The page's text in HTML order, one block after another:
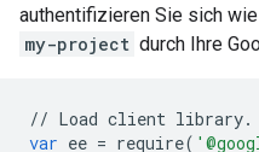
authentifizieren Sie sich
my-project durch Ihre
// Load client library.
var ee = require(